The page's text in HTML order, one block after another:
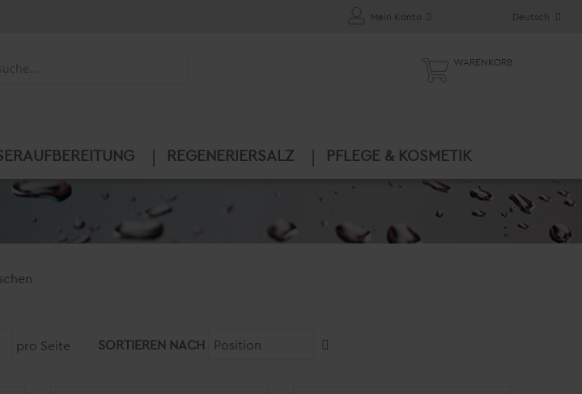
Deutsch
Mein Konto
WARENKORB
REGENERIERSALZ PFLEGE & KOSMETIK
pro Seite SORTIEREN NACH